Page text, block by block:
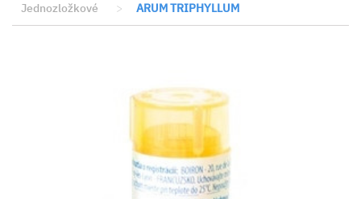
Jednozložkové
> ARUM TRIPHYLLUM